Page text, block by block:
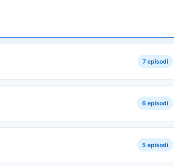
7 episodi
6 episodi
5 episodi